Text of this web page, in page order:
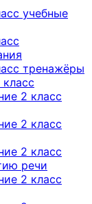
учебные
тренажёры
2 класс
2 класс
2 класс
речи
2 класс